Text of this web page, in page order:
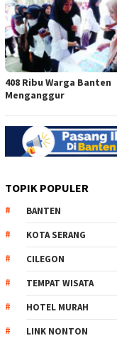
408 Ribu Warga Banten
Menganggur
TOPIK POPULER
BANTEN
KOTA SERANG
CILEGON
TEMPAT WISATA
HOTEL MURAH
LINK NONTON